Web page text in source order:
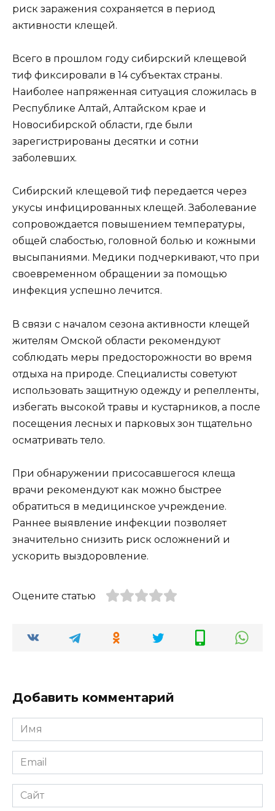
риск заражения сохраняется в период
активности клещей.
Всего в прошлом году сибирский клещевой
тиф фиксировали в 14 субъектах страны.
Наиболее напряженная ситуация сложилась в
Республике Алтай, Алтайском крае и
Новосибирской области, где были
зарегистрированы десятки и сотни
заболевших.
Сибирский клещевой тиф передается через
укусы инфицированных клещей. Заболевание
сопровождается повышением температуры,
общей слабостью, головной болью и кожными
высыпаниями. Медики подчеркивают, что при
своевременном обращении за помощью
инфекция успешно лечится.
В связи с началом сезона активности клещей
жителям Омской области рекомендуют
соблюдать меры предосторожности во время
отдыха на природе. Специалисты советуют
использовать защитную одежду и репелленты,
избегать высокой травы и кустарников, а после
посещения лесных и парковых зон тщательно
осматривать тело.
При обнаружении присосавшегося клеща
врачи рекомендуют как можно быстрее
обратиться в медицинское учреждение.
Раннее выявление инфекции позволяет
значительно снизить риск осложнений и
ускорить выздоровление.
Оцените статью
Добавить комментарий
Имя
*
Email
*
Сайт